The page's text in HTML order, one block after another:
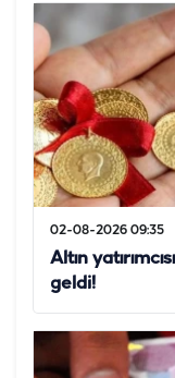
02-08-2026 09:35
Altın
geldi!